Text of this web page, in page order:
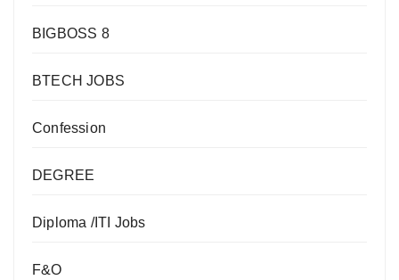
BIGBOSS 8
BTECH JOBS
Confession
DEGREE
Diploma /ITI Jobs
F&O